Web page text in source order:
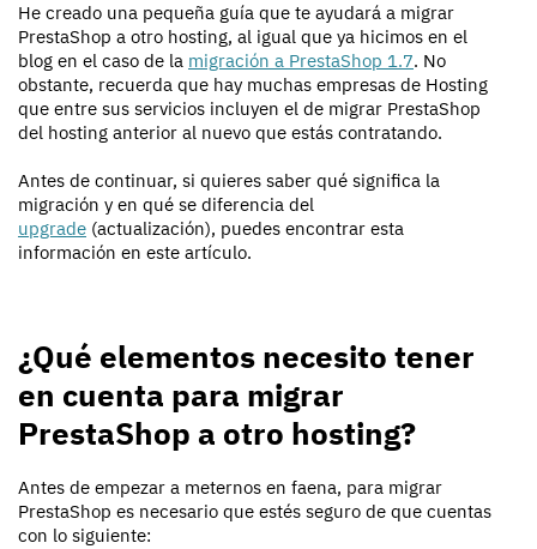
He creado una pequeña guía que te ayudará a migrar
PrestaShop a otro hosting, al igual que ya hicimos en el
blog en el caso de la migración a PrestaShop 1.7. No
obstante, recuerda que hay muchas empresas de Hosting
que entre sus servicios incluyen el de migrar PrestaShop
del hosting anterior al nuevo que estás contratando.
Antes de continuar, si quieres saber qué significa la
migración y en qué se diferencia del
upgrade (actualización), puedes encontrar esta
información en este artículo.
¿Qué elementos necesito tener
en cuenta para migrar
PrestaShop a otro hosting?
Antes de empezar a meternos en faena, para migrar
PrestaShop es necesario que estés seguro de que cuentas
con lo siguiente: